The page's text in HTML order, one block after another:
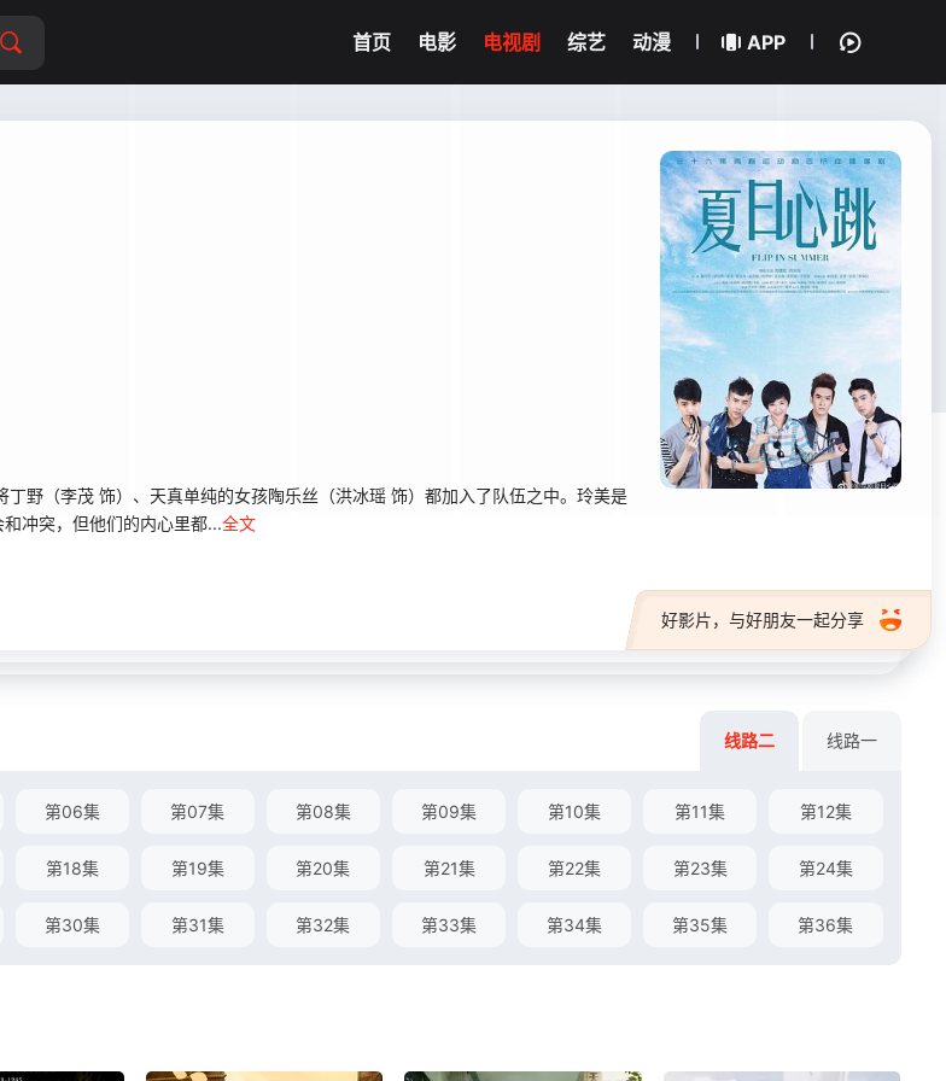
首页 电影 电视剧 综艺 动漫 APP
（李茂 饰）、天真单纯的女孩陶乐丝（洪冰瑶 饰）都加入了队伍之中。玲美是
冲突，但他们的内心里都...全文
好影片，与好朋友一起分享
线路二 线路一
第06集 第07集 第08集 第09集 第10集 第11集 第12集
第18集 第19集 第20集 第21集 第22集 第23集 第24集
第30集 第31集 第32集 第33集 第34集 第35集 第36集